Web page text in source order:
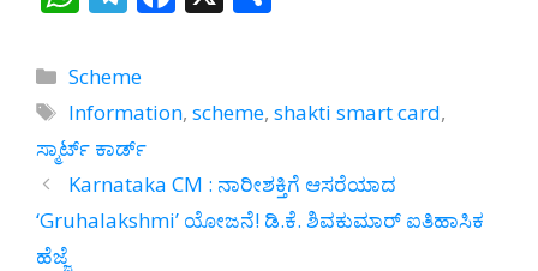
at
s
A
p
p
e
gr
a
m
b
o
k
e
Categories
Scheme
Tags
Information,scheme,shakti smart card,
ಸ್ಮಾರ್ಟ್ ಕಾರ್ಡ್
Karnataka CM : ನಾರೀಶಕ್ತಿಗೆ ಆಸರೆಯಾದ
‘Gruhalakshmi’ ಯೋಜನೆ! ಡಿ.ಕೆ. ಶಿವಕುಮಾರ್ ಐತಿಹಾಸಿಕ
ಹೆಜ್ಜೆ